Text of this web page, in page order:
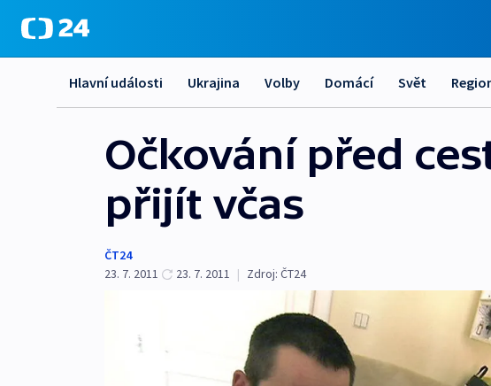
Hlavní události Ukrajina Volby Domácí Svět
Očkování před
přijít včas
ČT24
23. 7. 2011
23. 7. 2011 | Zdroj: ČT24